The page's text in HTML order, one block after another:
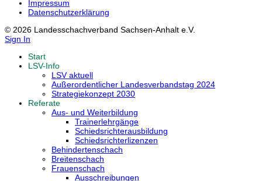
Impressum
Datenschutzerklärung
© 2026 Landesschachverband Sachsen-Anhalt e.V.
Sign In
Start
LSV-Info
LSV aktuell
Außerordentlicher Landesverbandstag 2024
Strategiekonzept 2030
Referate
Aus- und Weiterbildung
Trainerlehrgänge
Schiedsrichterausbildung
Schiedsrichterlizenzen
Behindertenschach
Breitenschach
Frauenschach
Ausschreibungen